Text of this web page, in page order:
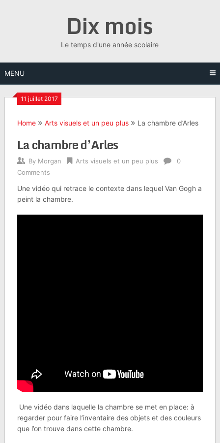
Dix mois
Le temps d'une année scolaire
MENU
11 juillet 2017
Home Arts visuels et un peu plus La chambre d’Arles
La chambre d’Arles
By Morgan Arts visuels et un peu plus
0
Comments
Une vidéo qui retrace le contexte dans lequel Van Gogh a
peint la chambre.
Une vidéo dans laquelle la chambre se met en place: à
regarder pour faire l’inventaire des objets et des couleurs
que l’on trouve dans cette chambre.